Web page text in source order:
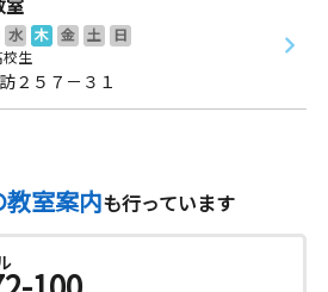
室
水 木 金 土
日
生
２５７－３１
室案内も行っています